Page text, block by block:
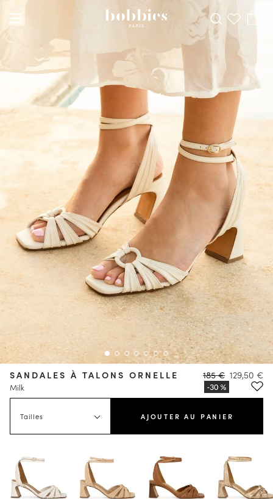
SANDALES À TALONS ORNELLE
Milk
185 € 129,50 €
Tailles AJOUTER AU PANIER